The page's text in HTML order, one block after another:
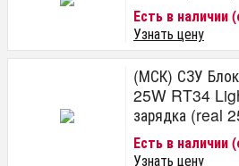
Есть в наличии
Узнать цену
(МСК) СЗУ
25W RT34
зарядка (real
Есть в наличии
Узнать цену